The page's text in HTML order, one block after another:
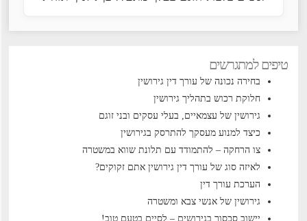
טיפים למתגרשים
בחירה נכונה של עורך דין גירושין
חלוקת רכוש בתהליך גירושין
גירושין של עצמאיים, בעלי עסקים ובני זוגם
כיצד למנוע מעסקך להתרסק בגירושין
צו הרחקה – להתמודד עם תלונת שווא במשטרה
לאיזה סוג של עורך דין גירושין אתם זקוקים?
הערכת עורך דין
גירושין של אנשי צבא ומשטרה
יישוב סכסוך בגירושים – לסיים בטעם טוב!